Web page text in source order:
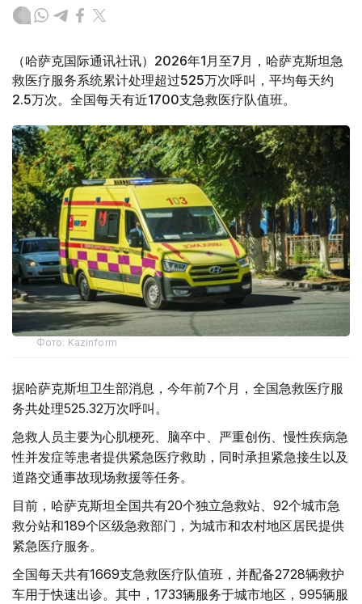
（哈萨克国际通讯社讯）2026年1月至7月，哈萨克斯坦急
救医疗服务系统累计处理超过525万次呼叫，平均每天约
2.5万次。全国每天有近1700支急救医疗队值班。
Фото: Kazinform
据哈萨克斯坦卫生部消息，今年前7个月，全国急救医疗服
务共处理525.32万次呼叫。
急救人员主要为心肌梗死、脑卒中、严重创伤、慢性疾病急
性并发症等患者提供紧急医疗救助，同时承担紧急接生以及
道路交通事故现场救援等任务。
目前，哈萨克斯坦全国共有20个独立急救站、92个城市急
救分站和189个区级急救部门，为城市和农村地区居民提供
紧急医疗服务。
全国每天共有1669支急救医疗队值班，并配备2728辆救护
车用于快速出诊。其中，1733辆服务于城市地区，995辆服